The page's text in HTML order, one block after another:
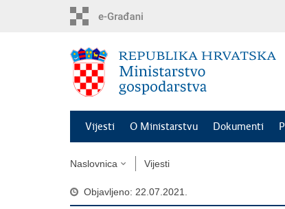
Vijesti O Ministarstvu Dokumenti
Naslovnica Vijesti
Objavljeno: 22.07.2021.